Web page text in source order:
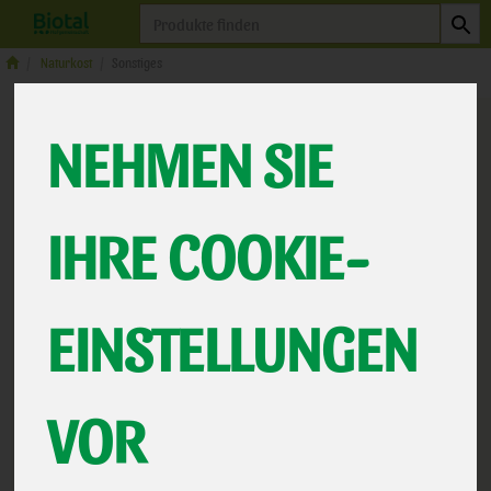
NEHMEN SIE
IHRE COOKIE-
EINSTELLUNGEN
VOR
Naturkost
Blumenbrot Buchw ohne
Salz